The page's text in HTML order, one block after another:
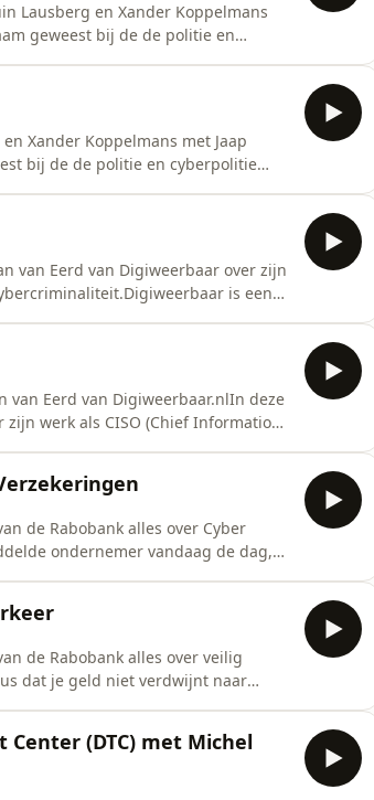
Lausberg en Xander Koppelmans
geweest bij de de politie en
Xander Koppelmans met Jaap
bij de de politie en cyberpolitie
van Eerd van Digiweerbaar over zijn
is een
van Eerd van Digiweerbaar.nlIn deze
zijn werk als CISO (Chief Information
de Rabobank alles over Cyber
ondernemer vandaag de dag,
de Rabobank alles over veilig
dat je geld niet verdwijnt naar
Center (DTC) met Michel